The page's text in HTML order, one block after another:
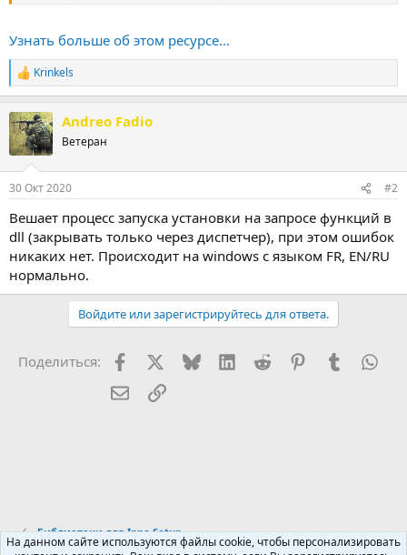
Узнать больше об этом ресурсе...
Р
е
к
ц
и
Krinkels
Andreo Fadio
Ветеран
30 Окт 2020 #2
Вешает процесс запуска установки на запросе функций в
dll (закрывать только через диспетчер), при этом ошибок
никаких нет. Происходит на windows с языком FR, EN/RU
нормально.
Войдите или зарегистрируйтесь для ответа.
Поделиться: FacebookX (Twitter)
BlueskyLinkedInReddit PinterestTumblr
Электронная почта
Ссылка
Библиотеки для Inno Setup
На данном сайте используются файлы cookie, чтобы персонализировать